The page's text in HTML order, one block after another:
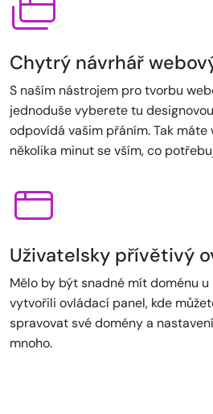
Chytrý návrhář
S naším nástrojem pro tvorbu
jednoduše vyberete tu
odpovídá vašim přáním. Tak máte
několika minut se vším, co
Uživatelsky přívětivý
Mělo by být snadné mít doménu u
vytvořili ovládací panel, kde
spravovat své domény a
mnoho.